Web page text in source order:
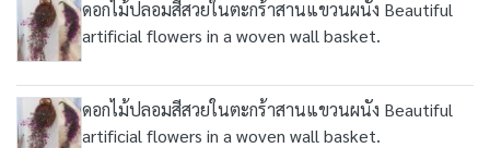
ดอกไม้ปลอมสีสวยในตะกร้าสานแขวนผนัง Beautiful
artificial flowers in a woven wall basket.
ดอกไม้ปลอมสีสวยในตะกร้าสานแขวนผนัง Beautiful
artificial flowers in a woven wall basket.